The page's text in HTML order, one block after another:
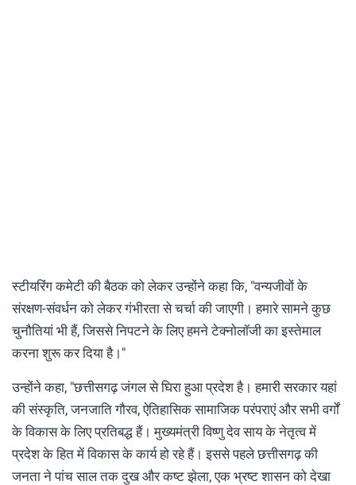
स्टीयरिंग कमेटी की बैठक को लेकर उन्होंने कहा कि, "वन्यजीवों के
संरक्षण-संवर्धन को लेकर गंभीरता से चर्चा की जाएगी। हमारे सामने कुछ
चुनौतियां भी हैं, जिससे निपटने के लिए हमने टेक्नोलॉजी का इस्तेमाल
करना शुरू कर दिया है।"
उन्होंने कहा, "छत्तीसगढ़ जंगल से घिरा हुआ प्रदेश है। हमारी सरकार यहां
की संस्कृति, जनजाति गौरव, ऐतिहासिक सामाजिक परंपराएं और सभी वर्गों
के विकास के लिए प्रतिबद्ध हैं। मुख्यमंत्री विष्णु देव साय के नेतृत्व में
प्रदेश के हित में विकास के कार्य हो रहे हैं। इससे पहले छत्तीसगढ़ की
जनता ने पांच साल तक दुख और कष्ट झेला, एक भ्रष्ट शासन को देखा